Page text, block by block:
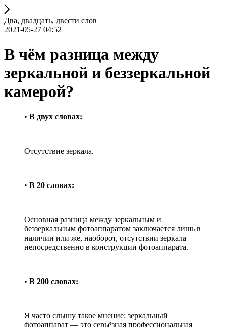
Два, двадцать, двести слов
2021-05-27 04:52
В чём разница между
зеркальной и беззеркальной
камерой?
• В двух словах:
Отсутствие зеркала.
• В 20 словах:
Основная разница между зеркальным и
беззеркальным фотоаппаратом заключается лишь в
наличии или же, наоборот, отсутствии зеркала
непосредственно в конструкции фотоаппарата.
• В 200 словах:
Я часто слышу такое мнение: зеркальный
фотоаппарат — это серьёзная профессиональная